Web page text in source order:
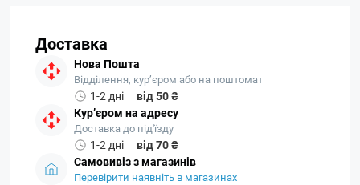
Доставка
Нова Пошта
Відділення, кур’єром або на поштомат
1-2 дні
від 50 ₴
Кур’єром на адресу
Доставка до під'їзду
1-2 дні
від 70 ₴
Самовивіз з магазинів
Перевірити наявніть в магазинах